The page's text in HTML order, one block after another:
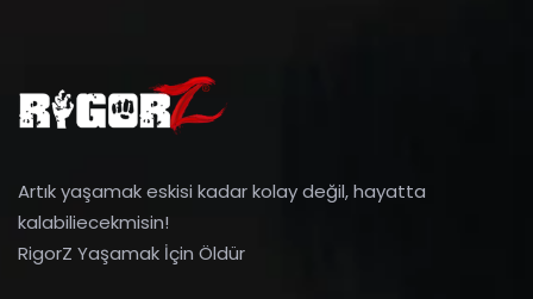
Artık yaşamak eskisi kadar kolay değil, hayatta
kalabiliecekmisin!
RigorZ Yaşamak İçin Öldür